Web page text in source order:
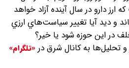
دارو در سال آينده آزاد خواهد
و ديد آيا تغيير سياست‌هاي ارزي
در اين حوزه شود يا خير؟
و تحلیل‌ها به کانال شرق در «تلگرام»